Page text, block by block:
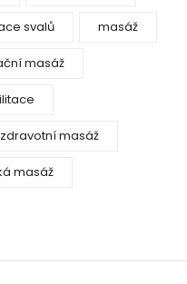
svalů masáž
masáž
zdravotní masáž
masáž